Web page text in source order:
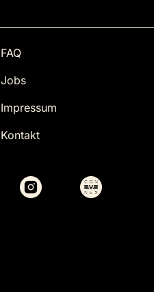
FAQ
Jobs
Impressum
Kontakt